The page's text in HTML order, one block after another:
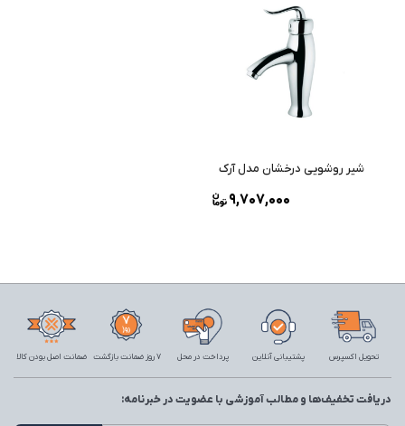
شیر روشویی درخشان مدل آرک
9,707,000
تحویل اکسپرس پشتیبانی آنلاین پرداخت در محل 7 روز ضمانت بازگشت ضمانت اصل بودن کالا
دریافت تخفیف‌ها و مطالب آموزشی با عضویت در خبرنامه: